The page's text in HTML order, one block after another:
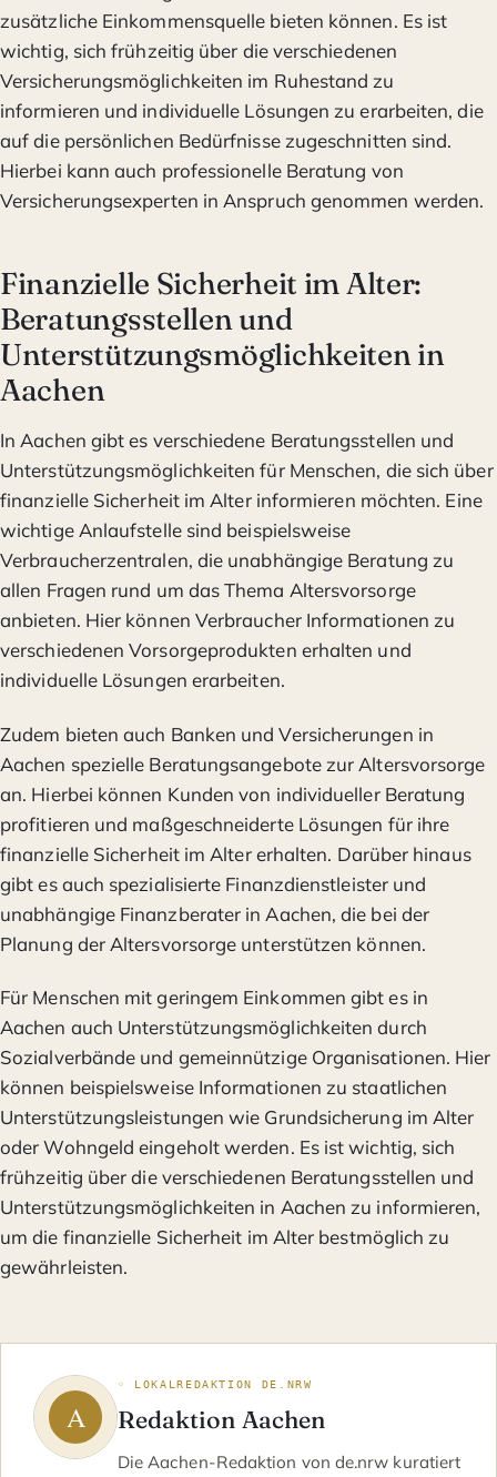
zusätzliche Einkommensquelle bieten können. Es ist
wichtig, sich frühzeitig über die verschiedenen
Versicherungsmöglichkeiten im Ruhestand zu
informieren und individuelle Lösungen zu erarbeiten, die
auf die persönlichen Bedürfnisse zugeschnitten sind.
Hierbei kann auch professionelle Beratung von
Versicherungsexperten in Anspruch genommen werden.
Finanzielle Sicherheit im Alter:
Beratungsstellen und
Unterstützungsmöglichkeiten in
Aachen
In Aachen gibt es verschiedene Beratungsstellen und
Unterstützungsmöglichkeiten für Menschen, die sich über
finanzielle Sicherheit im Alter informieren möchten. Eine
wichtige Anlaufstelle sind beispielsweise
Verbraucherzentralen, die unabhängige Beratung zu
allen Fragen rund um das Thema Altersvorsorge
anbieten. Hier können Verbraucher Informationen zu
verschiedenen Vorsorgeprodukten erhalten und
individuelle Lösungen erarbeiten.
Zudem bieten auch Banken und Versicherungen in
Aachen spezielle Beratungsangebote zur Altersvorsorge
an. Hierbei können Kunden von individueller Beratung
profitieren und maßgeschneiderte Lösungen für ihre
finanzielle Sicherheit im Alter erhalten. Darüber hinaus
gibt es auch spezialisierte Finanzdienstleister und
unabhängige Finanzberater in Aachen, die bei der
Planung der Altersvorsorge unterstützen können.
Für Menschen mit geringem Einkommen gibt es in
Aachen auch Unterstützungsmöglichkeiten durch
Sozialverbände und gemeinnützige Organisationen. Hier
können beispielsweise Informationen zu staatlichen
Unterstützungsleistungen wie Grundsicherung im Alter
oder Wohngeld eingeholt werden. Es ist wichtig, sich
frühzeitig über die verschiedenen Beratungsstellen und
Unterstützungsmöglichkeiten in Aachen zu informieren,
um die finanzielle Sicherheit im Alter bestmöglich zu
gewährleisten.
◦ LOKALREDAKTION DE.NRW
Redaktion Aachen
Die Aachen-Redaktion von de.nrw kuratiert